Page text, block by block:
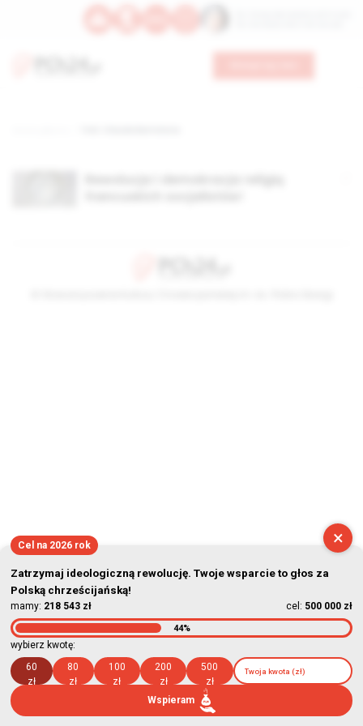
×
Cel na 2026 rok
Zatrzymaj ideologiczną rewolucję. Twoje wsparcie to głos za
Polską chrześcijańską!
mamy: 218 543 zł cel: 500 000 zł
44%
wybierz kwotę:
60
zł
80
zł
100
zł
200
zł
500
zł
Wspieram